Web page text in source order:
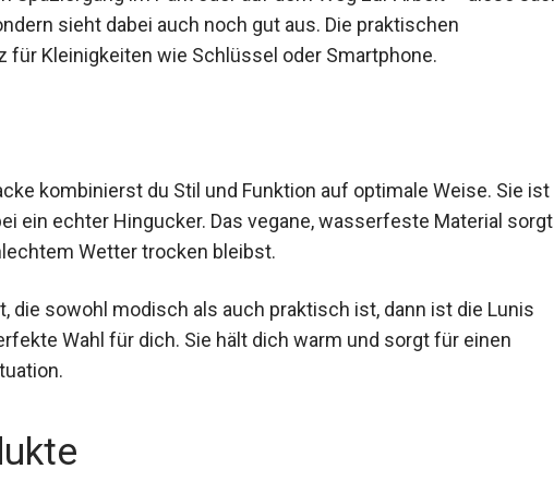
sondern sieht dabei auch noch gut aus. Die praktischen
Kleinigkeiten wie Schlüssel oder Smartphone.
kombinierst du Stil und Funktion auf optimale Weise. Sie ist
ein echter Hingucker. Das vegane, wasserfeste Material sorgt
Wetter trocken bleibst.
die sowohl modisch als auch praktisch ist, dann ist die Lunis
Wahl für dich. Sie hält dich warm und sorgt für einen